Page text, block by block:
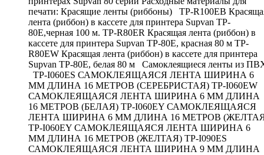
печати: Красящие ленты (риббоны) TP-R100EB
лента (риббон) в кассете для принтера Supvan TP-
80E,черная 100 м. TP-R80ER Красящая лента (риббон) в
кассете для принтера Supvan TP-80E, красная 80 м TP-
R80EW Красящая лента (риббон) в кассете для принтера
Supvan TP-80E, белая 80 м Самоклеящиеся ленты из
TP-I060ES САМОКЛЕЯЩАЯСЯ ЛЕНТА ШИРИНА 6
ММ ДЛИНА 16 МЕТРОВ (СЕРЕБРИСТАЯ) TP-I060EW
САМОКЛЕЯЩАЯСЯ ЛЕНТА ШИРИНА 6 ММ ДЛИНА
16 МЕТРОВ (БЕЛАЯ) TP-I060EY САМОКЛЕЯЩАЯСЯ
ЛЕНТА ШИРИНА 6 ММ ДЛИНА 16 МЕТРОВ
TP-I060EY САМОКЛЕЯЩАЯСЯ ЛЕНТА ШИРИНА 6
ММ ДЛИНА 16 МЕТРОВ (ЖЕЛТАЯ) TP-I090ES
САМОКЛЕЯЩАЯСЯ ЛЕНТА ШИРИНА 9 ММ ДЛИНА